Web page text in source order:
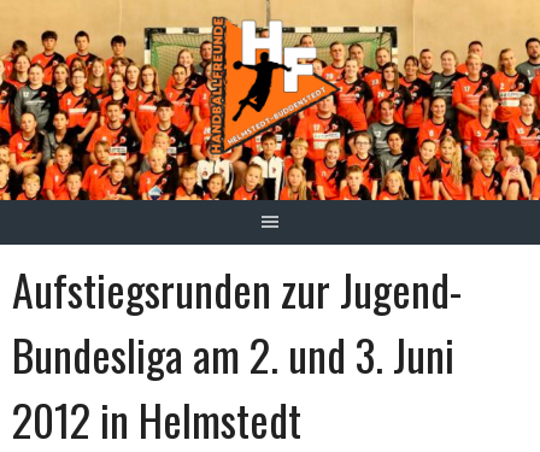
zum
Inhalt
Aufstiegsrunden zur Jugend-
Bundesliga am 2. und 3. Juni
2012 in Helmstedt